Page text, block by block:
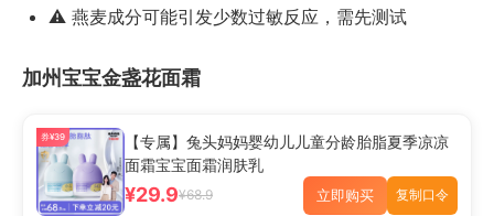
⚠️ 燕麦成分可能引发少数过敏反应，需先测试
加州宝宝金盏花面霜
券¥39
【专属】兔头妈妈婴幼儿儿童分龄胎脂夏季凉凉
面霜宝宝面霜润肤乳
¥29.9¥68.9 立即购买 复制口令